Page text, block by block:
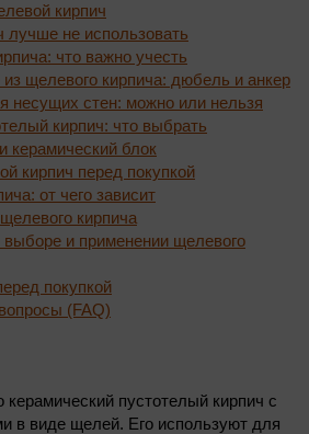
кирпич
лучше не использовать
что важно учесть
из щелевого кирпича: дюбель и анкер
несущих стен: можно или нельзя
кирпич: что выбрать
керамический блок
кирпич перед покупкой
от чего зависит
кирпича
и применении щелевого
покупкой
(FAQ)
пустотелый кирпич с
в виде щелей. Его используют для